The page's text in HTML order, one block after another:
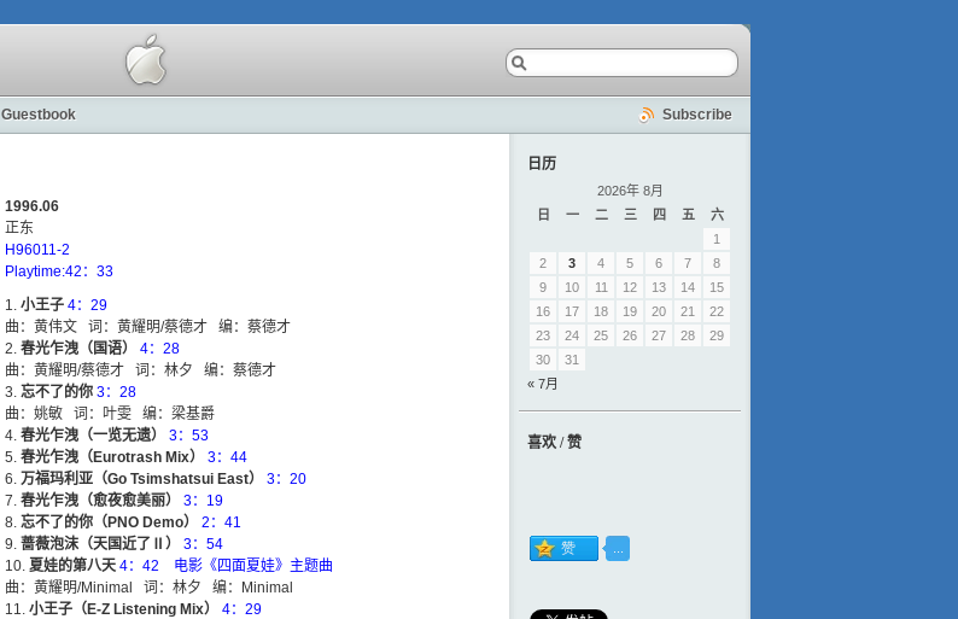
Guestbook Subscribe
1996.06
正东
H96011-2
Playtime:42：33
小王子 4：29
曲：黄伟文 词：黄耀明/蔡德才 编：蔡德才
春光乍洩（国语）
4：28
曲：黄耀明/蔡德才 词：林夕 编：蔡德才
忘不了的你 3：28
曲：姚敏 词：叶雯 编：梁基爵
春光乍洩（一览无遗）
3：53
春光乍洩（Eurotrash Mix）
3：44
万福玛利亚（Go Tsimshatsui East）
3：20
春光乍洩（愈夜愈美丽）
3：19
忘不了的你（PNO Demo）
2：41
蔷薇泡沫（天国近了Ⅱ）
3：54
夏娃的第八天 4：42 电影《四面夏娃》主题曲
曲：黄耀明/Minimal 词：林夕 编：Minimal
小王子（E-Z Listening Mix）
4：29
日历
2026年 8月
日
一 二 三 四 五
六
1
2
3 4 5 6 7
8
9
10 11 12 13 14
15
16
17 18 19 20 21
22
23
24 25 26 27 28
29
30
31
« 7月
喜欢 / 赞